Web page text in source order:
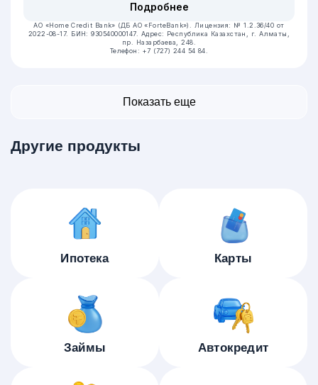
Подробнее
АО «Home Credit Bank» (ДБ АО «ForteBank»).
Лицензия: № 1.2.36/40 от
2022-08-17. БИН: 930540000147. Адрес: Республика Казахстан, ​г. Алматы,
пр. Назарбаева, 248.
Телефон: +7 (727) 244 54 84.
Показать еще
Другие продукты
Ипотека Карты
Займы Автокредит